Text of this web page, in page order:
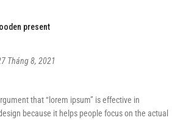
present
Tháng 8, 2021
that “lorem ipsum” is effective in
because it helps people focus on the actual